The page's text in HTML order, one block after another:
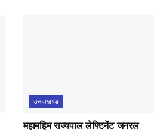
उत्तराखण्ड
महामहिम राज्यपाल लेफ्टिनेंट जनरल